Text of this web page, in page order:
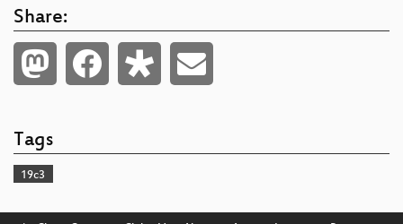
Share:
Tags
19c3